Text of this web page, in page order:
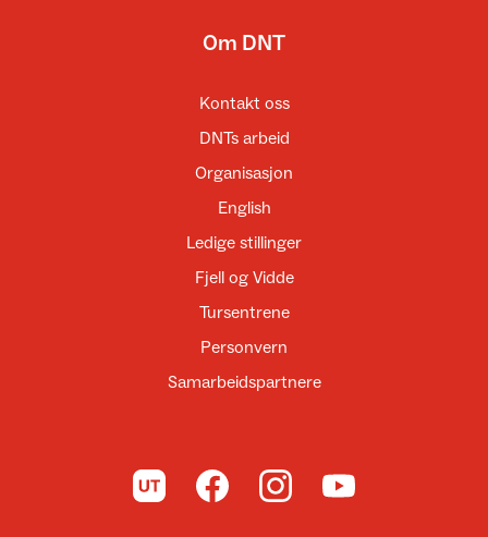
Om DNT
Kontakt oss
DNTs arbeid
Organisasjon
English
Ledige stillinger
Fjell og Vidde
Tursentrene
Personvern
Samarbeidspartnere
Til UT.no Til DNT på Facebook
Til DNT på Instagram
Til DNT på YouTube